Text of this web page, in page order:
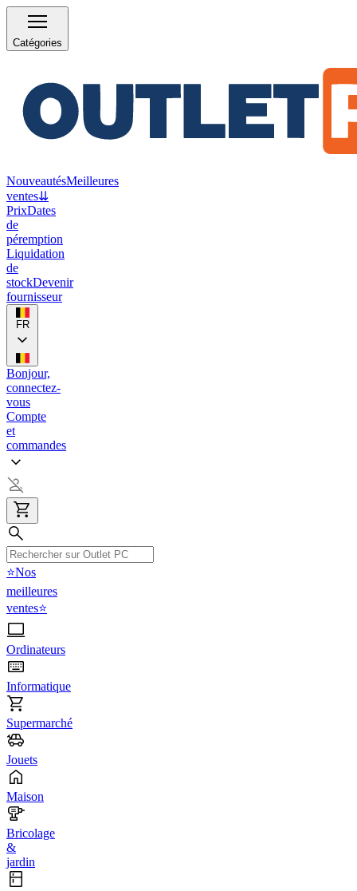
Catégories
NouveautésMeilleures
ventes⇊
PrixDates
de
péremption
Liquidation
de
stockDevenir
fournisseur
FR
Bonjour,
connectez-
vous
Compte
et
commandes
⭐Nos
meilleures
ventes⭐
Ordinateurs
Informatique
Supermarché
Jouets
Maison
Bricolage
&
jardin